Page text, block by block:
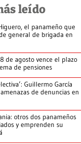
leído
el panameño que
general de brigada en
de agosto vence el plazo
de pensiones
Guillermo García
de denuncias en
otros dos panameños
y emprenden su